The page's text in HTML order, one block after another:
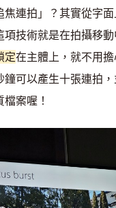
焦連拍」？其實從字
項技術就是在拍攝移
定在主體上，就不用
鐘可以產生十張連拍
案喔！